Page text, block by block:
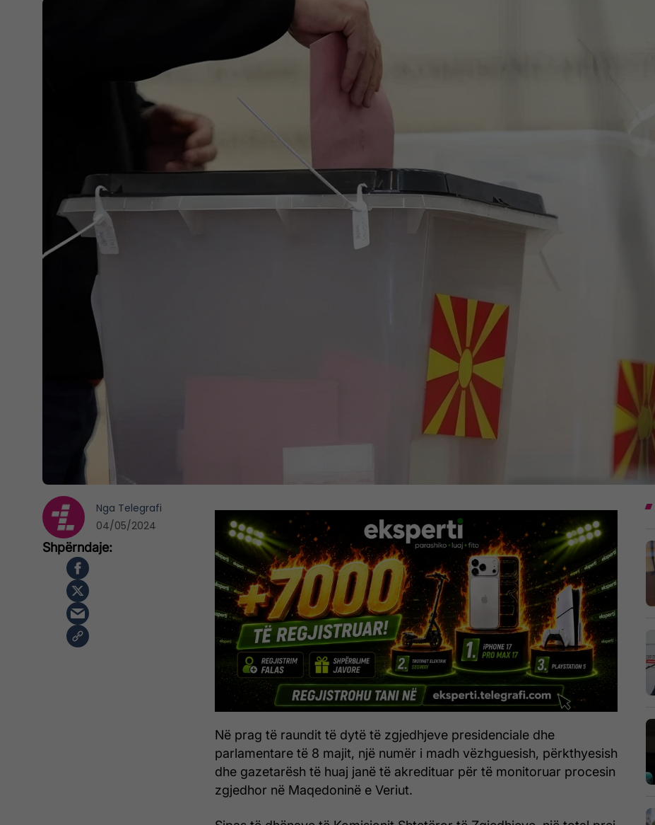
Në prag të raundit të dytë të zgjedhjeve presidenciale dhe
parlamentare të 8 majit, një numër i madh vëzhguesish, përkthyesish
dhe gazetarësh të huaj janë të akredituar për të monitoruar procesin
zgjedhor në Maqedoninë e Veriut.
Nga Telegrafi
04/05/2024